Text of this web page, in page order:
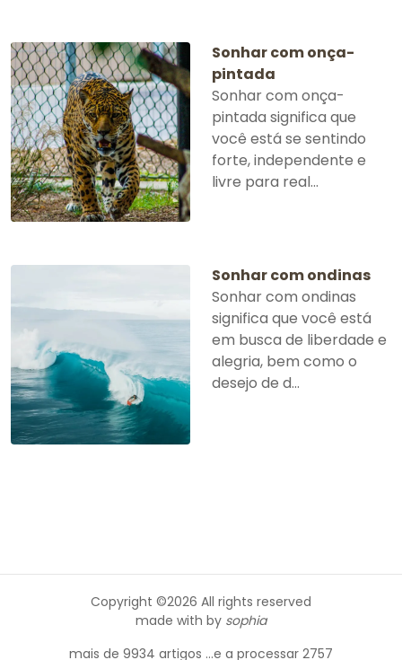
Sonhar com onça-
pintada
Sonhar com onça-
pintada significa que
você está se sentindo
forte, independente e
livre para real...
Sonhar com ondinas
Sonhar com ondinas
significa que você está
em busca de liberdade e
alegria, bem como o
desejo de d...
Copyright ©2026 All rights reserved
made with by sophia
mais de 9934 artigos ...e a processar 2757